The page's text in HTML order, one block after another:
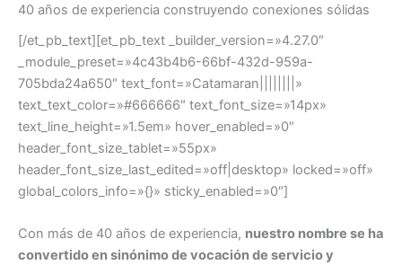
40 años de experiencia construyendo conexiones sólidas
[/et_pb_text][et_pb_text _builder_version=»4.27.0″
_module_preset=»4c43b4b6-66bf-432d-959a-
705bda24a650″ text_font=»Catamaran||||||||»
text_text_color=»#666666″ text_font_size=»14px»
text_line_height=»1.5em» hover_enabled=»0″
header_font_size_tablet=»55px»
header_font_size_last_edited=»off|desktop» locked=»off»
global_colors_info=»{}» sticky_enabled=»0″]
Con más de 40 años de experiencia, nuestro nombre se ha
convertido en sinónimo de vocación de servicio y